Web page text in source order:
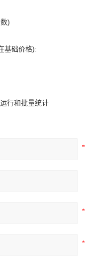
)
基础价格):
行和批量统计